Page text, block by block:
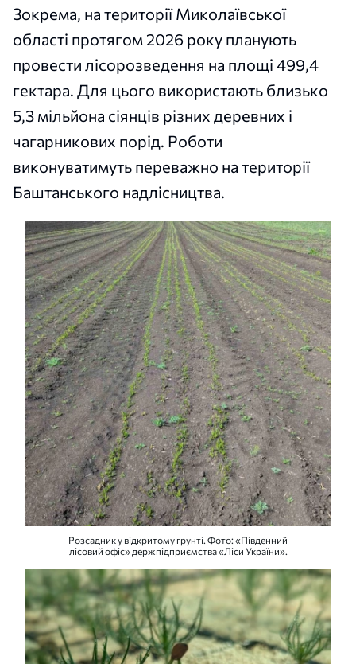
Зокрема, на території Миколаївської
області протягом 2026 року планують
провести лісорозведення на площі 499,4
гектара. Для цього використають близько
5,3 мільйона сіянців різних деревних і
чагарникових порід. Роботи
виконуватимуть переважно на території
Баштанського надлісництва.
Розсадник у відкритому грунті. Фото: «Південний
лісовий офіс» держпідприємства «Ліси України».